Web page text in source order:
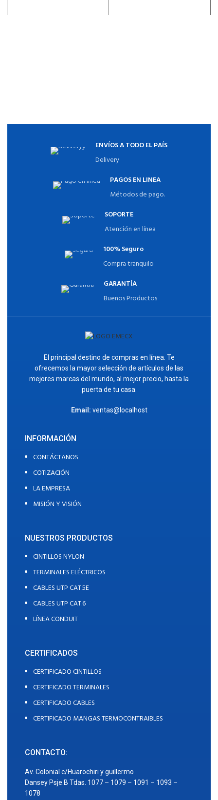
ENVÍOS A TODO EL PAÍS
Delivery
PAGOS EN LINEA
Métodos de pago.
SOPORTE
Atención en línea
100% Seguro
Compra tranquilo
GARANTÍA
Buenos Productos
El principal destino de compras en línea. Te
ofrecemos la mayor selección de artículos de las
mejores marcas del mundo, al mejor precio, hasta la
puerta de tu casa.
Email: ventas@localhost
INFORMACIÓN
CONTÁCTANOS
COTIZACIÓN
LA EMPRESA
MISIÓN Y VISIÓN
NUESTROS PRODUCTOS
CINTILLOS NYLON
TERMINALES ELÉCTRICOS
CABLES UTP CAT.5E
CABLES UTP CAT.6
LÍNEA CONDUIT
CERTIFICADOS
CERTIFICADO CINTILLOS
CERTIFICADO TERMINALES
CERTIFICADO CABLES
CERTIFICADO MANGAS TERMOCONTRAIBLES
CONTACTO:
Av. Colonial c/Huarochiri y guillermo
Dansey Psje.B Tdas. 1077 – 1079 – 1091 – 1093 –
1078